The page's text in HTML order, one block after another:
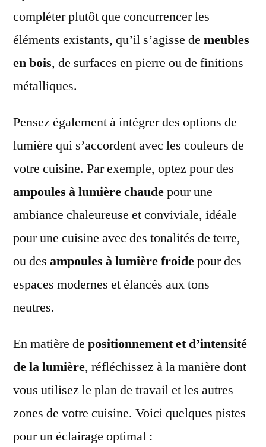
compléter plutôt que concurrencer les
éléments existants, qu’il s’agisse de meubles
en bois, de surfaces en pierre ou de finitions
métalliques.
Pensez également à intégrer des options de
lumière qui s’accordent avec les couleurs de
votre cuisine. Par exemple, optez pour des
ampoules à lumière chaudepour une
ambiance chaleureuse et conviviale, idéale
pour une cuisine avec des tonalités de terre,
ou des ampoules à lumière froidepour des
espaces modernes et élancés aux tons
neutres.
En matière de positionnement et d’intensité
de la lumière, réfléchissez à la manière dont
vous utilisez le plan de travail et les autres
zones de votre cuisine. Voici quelques pistes
pour un éclairage optimal :